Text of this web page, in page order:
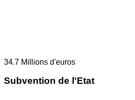
34.7 Millions d'euros
Subvention de l'Etat